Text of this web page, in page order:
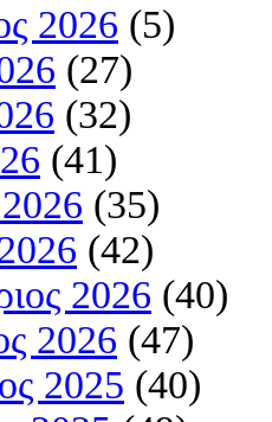
2026 (5)
(27)
(32)
(41)
(35)
(42)
2026 (40)
2026 (47)
2025 (40)